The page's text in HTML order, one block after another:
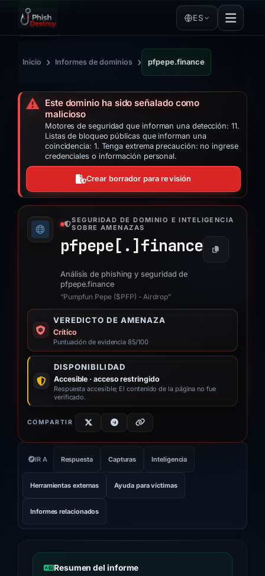
ES
Inicio › Informes de dominios › pfpepe.finance
⚠️ Este dominio ha sido señalado como
malicioso
Motores de seguridad que informan una detección: 11.
Listas de bloqueo públicas que informan una
coincidencia: 1. Tenga extrema precaución: no ingrese
credenciales o información personal.
Crear borrador para revisión
SEGURIDAD DE DOMINIO E INTELIGENCIA
SOBRE AMENAZAS
pfpepe[.] finance
Análisis de phishing y seguridad de
pfpepe.finance
“Pumpfun Pepe ($PFP) - Airdrop”
VEREDICTO DE AMENAZA
Crítico
Puntuación de evidencia 85/100
DISPONIBILIDAD
Accesible · acceso restringido
Respuesta accesible; El contenido de la página no fue
verificado.
COMPARTIR
IR A Respuesta Capturas Inteligencia
Herramientas externas Ayuda para víctimas
Informes relacionados
Resumen del informe